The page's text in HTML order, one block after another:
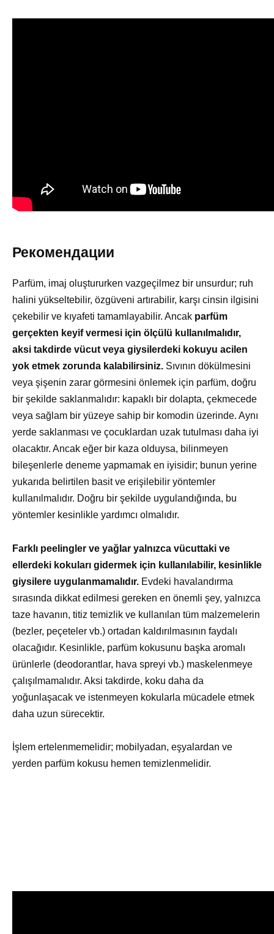
Рекомендации
Parfüm, imaj oluştururken vazgeçilmez bir unsurdur; ruh
halini yükseltebilir, özgüveni artırabilir, karşı cinsin ilgisini
çekebilir ve kıyafeti tamamlayabilir. Ancak parfüm
gerçekten keyif vermesi için ölçülü kullanılmalıdır,
aksi takdirde vücut veya giysilerdeki kokuyu acilen
yok etmek zorunda kalabilirsiniz. Sıvının dökülmesini
veya şişenin zarar görmesini önlemek için parfüm, doğru
bir şekilde saklanmalıdır: kapaklı bir dolapta, çekmecede
veya sağlam bir yüzeye sahip bir komodin üzerinde. Aynı
yerde saklanması ve çocuklardan uzak tutulması daha iyi
olacaktır. Ancak eğer bir kaza olduysa, bilinmeyen
bileşenlerle deneme yapmamak en iyisidir; bunun yerine
yukarıda belirtilen basit ve erişilebilir yöntemler
kullanılmalıdır. Doğru bir şekilde uygulandığında, bu
yöntemler kesinlikle yardımcı olmalıdır.
Farklı peelingler ve yağlar yalnızca vücuttaki ve
ellerdeki kokuları gidermek için kullanılabilir, kesinlikle
giysilere uygulanmamalıdır. Evdeki havalandırma
sırasında dikkat edilmesi gereken en önemli şey, yalnızca
taze havanın, titiz temizlik ve kullanılan tüm malzemelerin
(bezler, peçeteler vb.) ortadan kaldırılmasının faydalı
olacağıdır. Kesinlikle, parfüm kokusunu başka aromalı
ürünlerle (deodorantlar, hava spreyi vb.) maskelenmeye
çalışılmamalıdır. Aksi takdirde, koku daha da
yoğunlaşacak ve istenmeyen kokularla mücadele etmek
daha uzun sürecektir.
İşlem ertelenmemelidir; mobilyadan, eşyalardan ve
yerden parfüm kokusu hemen temizlenmelidir.